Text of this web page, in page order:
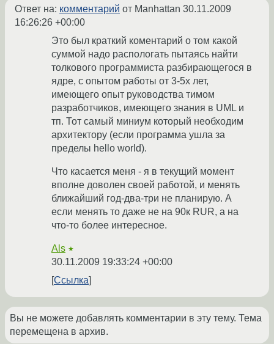
Ответ на: комментарий от Manhattan 30.11.2009
16:26:26 +00:00
Это был краткий коментарий о том какой
суммой надо распологать пытаясь найти
толкового программиста разбирающегося в
ядре, с опытом работы от 3-5х лет,
имеющего опыт руководства тимом
разработчиков, имеющего знания в UML и
тп. Тот самый миниум который необходим
архитектору (если программа ушла за
пределы hello world).
Что касается меня - я в текущий момент
вполне доволен своей работой, и менять
ближайший год-два-три не планирую. А
если менять то даже не на 90к RUR, а на
что-то более интересное.
Als ★
30.11.2009 19:33:24 +00:00
Ссылка
Вы не можете добавлять комментарии в эту тему. Тема
перемещена в архив.